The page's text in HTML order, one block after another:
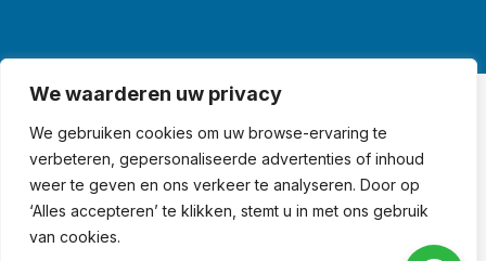
We waarderen uw privacy
We gebruiken cookies om uw browse-ervaring te
verbeteren, gepersonaliseerde advertenties of inhoud
weer te geven en ons verkeer te analyseren. Door op
‘Alles accepteren’ te klikken, stemt u in met ons gebruik
van cookies.
© Swim in Balance® •
Algemene voorwaarden
•